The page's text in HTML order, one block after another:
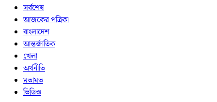
সর্বশেষ
আজকের পত্রিকা
বাংলাদেশ
আন্তর্জাতিক
খেলা
অর্থনীতি
মতামত
ভিডিও